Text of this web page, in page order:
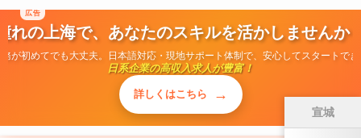
広告
れの上海で、あなたのスキルを活かしませんか
が初めてでも大丈夫。日本語対応・現地サポート体制で、安心してスタートで
日系企業の高収入求人が豊富！
詳しくはこちら
ALA!中国
宣城